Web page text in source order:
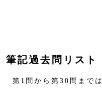
筆記過去問リスト
第1問から第30問まで